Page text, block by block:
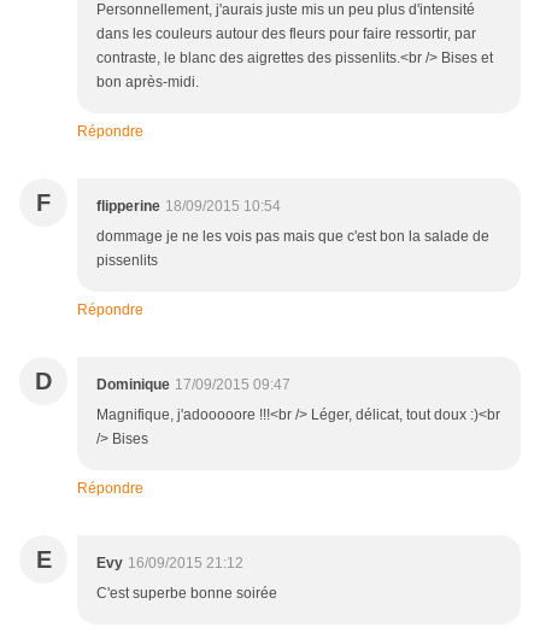
Personnellement, j'aurais juste mis un peu plus d'intensité
dans les couleurs autour des fleurs pour faire ressortir, par
contraste, le blanc des aigrettes des pissenlits.<br /> Bises et
bon après-midi.
Répondre
F flipperine 18/09/2015 10:54
dommage je ne les vois pas mais que c'est bon la salade de
pissenlits
Répondre
D Dominique 17/09/2015 09:47
Magnifique, j'adooooore !!!<br /> Léger, délicat, tout doux :)<br
/> Bises
Répondre
E Evy 16/09/2015 21:12
C'est superbe bonne soirée